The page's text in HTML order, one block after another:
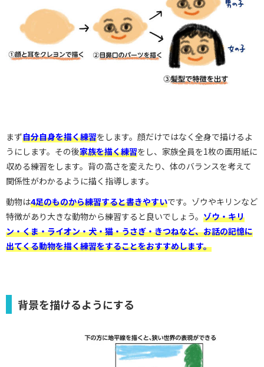
まず自分自身を描く練習をします。顔だけではなく全身で描けるよ
うにします。その後家族を描く練習をし、家族全員を1枚の画用紙に
収める練習をします。背の高さを変えたり、体のバランスを考えて
関係性がわかるように描く指導します。
動物は4足のものから練習すると書きやすいです。ゾウやキリンなど
特徴があり大きな動物から練習すると良いでしょう。 ゾウ・キリ
ン・くま・ライオン・犬・猫・うさぎ・きつねなど、お話の記憶に
出てくる動物を描く練習をすることをおすすめします。
背景を描けるようにする